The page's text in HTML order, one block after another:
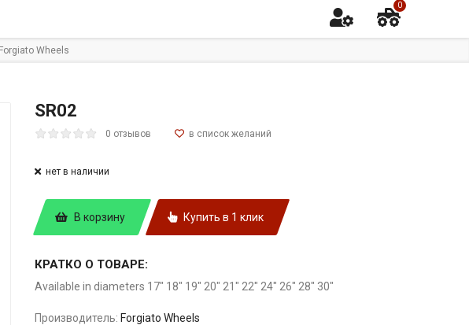
0
Forgiato Wheels
SR02
0 отзывов
нет в наличии
В корзину Купить в 1 клик
КРАТКО О ТОВАРЕ:
Available in diameters 17" 18" 19" 20" 21" 22" 24" 26" 28" 30"
Производитель: Forgiato Wheels